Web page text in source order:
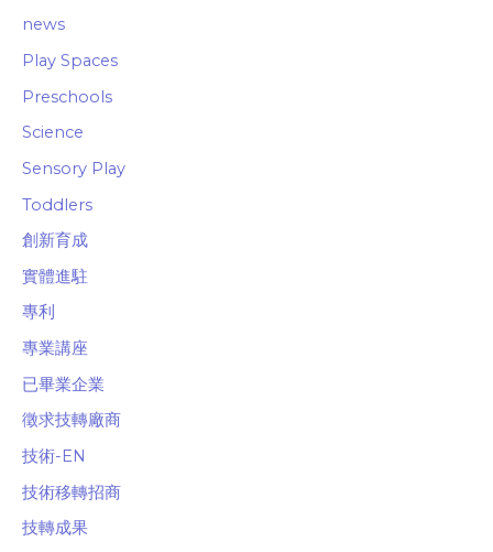
news
Play Spaces
Preschools
Science
Sensory Play
Toddlers
創新育成
實體進駐
專利
專業講座
已畢業企業
徵求技轉廠商
技術-EN
技術移轉招商
技轉成果